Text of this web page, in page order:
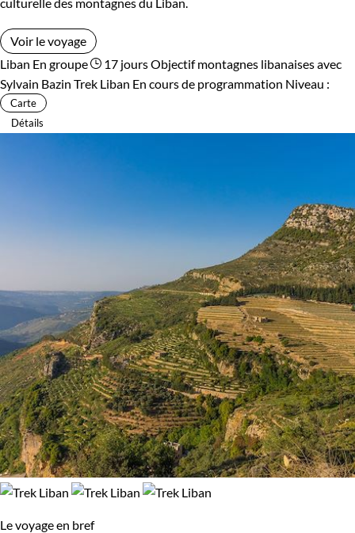
Voir le voyage
Liban En groupe 17 joursObjectif montagnes libanaises avec
Sylvain Bazin Trek Liban En cours de programmation Niveau :
Carte
Détails
Le voyage en bref